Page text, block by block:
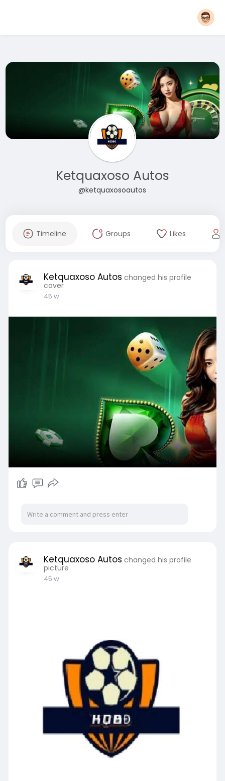
Ketquaxoso Autos
@ketquaxosoautos
Timeline Groups Likes
Ketquaxoso Autos changed his profile
cover
45 w
Ketquaxoso Autos changed his profile
picture
45 w